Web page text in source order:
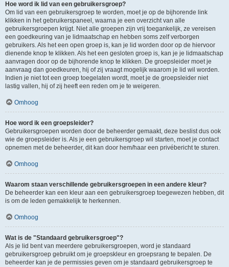
Hoe word ik lid van een gebruikersgroep?
Om lid van een gebruikersgroep te worden, moet je op de bijhorende link
klikken in het gebruikerspaneel, waarna je een overzicht van alle
gebruikersgroepen krijgt. Niet alle groepen zijn vrij toegankelijk, ze vereisen
een goedkeuring van je lidmaatschap en hebben soms zelf verborgen
gebruikers. Als het een open groep is, kan je lid worden door op de hiervoor
dienende knop te klikken. Als het een gesloten groep is, kan je je lidmaatschap
aanvragen door op de bijhorende knop te klikken. De groepsleider moet je
aanvraag dan goedkeuren, hij of zij vraagt mogelijk waarom je lid wil worden.
Indien je niet tot een groep toegelaten wordt, moet je de groepsleider niet
lastig vallen, hij of zij heeft een reden om je te weigeren.
Omhoog
Hoe word ik een groepsleider?
Gebruikersgroepen worden door de beheerder gemaakt, deze beslist dus ook
wie de groepsleider is. Als je een gebruikersgroep wil starten, moet je contact
opnemen met de beheerder, dit kan door hem/haar een privébericht te sturen.
Omhoog
Waarom staan verschillende gebruikersgroepen in een andere kleur?
De beheerder kan een kleur aan een gebruikersgroep toegewezen hebben, dit
is om de leden gemakkelijk te herkennen.
Omhoog
Wat is de "Standaard gebruikersgroep"?
Als je lid bent van meerdere gebruikersgroepen, word je standaard
gebruikersgroep gebruikt om je groepskleur en groepsrang te bepalen. De
beheerder kan je de permissies geven om je standaard gebruikersgroep te